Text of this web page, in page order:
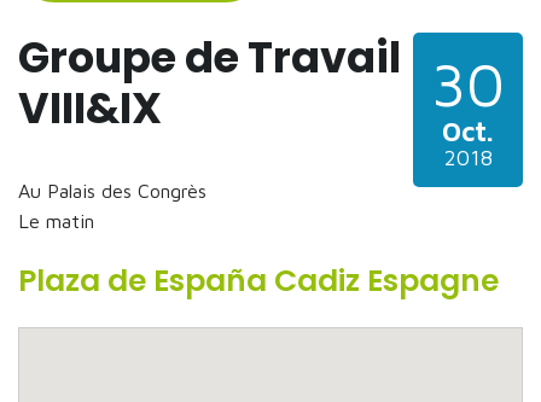
Groupe de Travail
VIII&IX
Au Palais des Congrès
Le matin
30
Oct.
2018
Plaza de España Cadiz Espagne